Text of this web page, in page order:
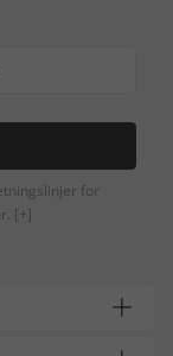
for
[+]